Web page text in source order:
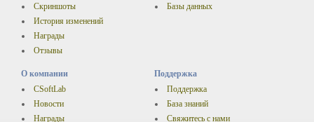
Скриншоты
История изменений
Награды
Отзывы
Поддержка
Поддержка
База знаний
Свяжитесь с нами
О компании
CSoftLab
Новости
Награды
Базы данных